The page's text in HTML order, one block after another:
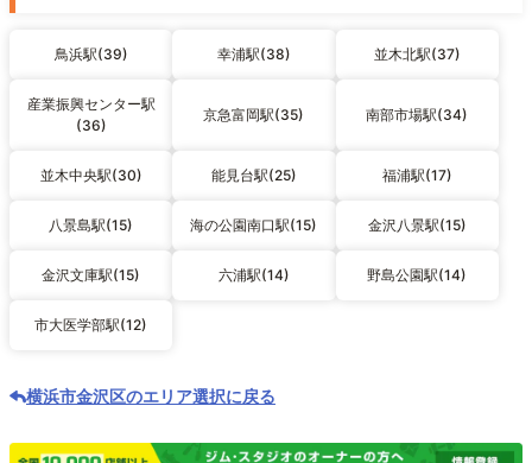
鳥浜駅(39) 幸浦駅(38) 並木北駅(37)
産業振興センター駅
(36)
京急富岡駅(35) 南部市場駅(34)
並木中央駅(30) 能見台駅(25) 福浦駅(17)
八景島駅(15) 海の公園南口駅(15) 金沢八景駅(15)
金沢文庫駅(15) 六浦駅(14) 野島公園駅(14)
市大医学部駅(12)
横浜市金沢区のエリア選択に戻る